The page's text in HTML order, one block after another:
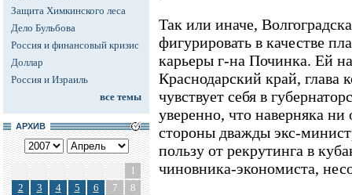
Защита Химкинского леса
Дело Бульбова
Россия и финансовый кризис
Доллар
Россия и Израиль
все темы
АРХИВ
1
2
3 4 5 6 7
8
Так или иначе,
фигурировать в качестве
карьеры г-на Починка. Ей
Краснодарский край, глава
чувствует себя в
уверенно, что наверняка
стороны дважды экс-
пользу от рекрутинга в
чиновника-экономиста,